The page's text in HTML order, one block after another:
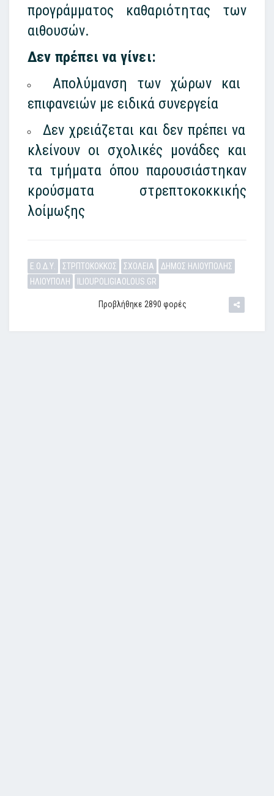
προγράμματος καθαριότητας των
αιθουσών.
Δεν πρέπει να γίνει:
Απολύμανση των χώρων και
επιφανειών με ειδικά συνεργεία
Δεν χρειάζεται και δεν πρέπει να
κλείνουν οι σχολικές μονάδες και
τα τμήματα όπου παρουσιάστηκαν
κρούσματα στρεπτοκοκκικής
λοίμωξης
Ε.Ο.Δ.Υ. ΣΤΡΠΤΟΚΟΚΚΟΣ ΣΧΟΛΕΙΑ
ΔΗΜΟΣ ΗΛΙΟΥΠΟΛΗΣ
ΗΛΙΟΥΠΟΛΗ
ILIOUPOLIGIAOLOUS.GR
Προβλήθηκε 2890 φορές